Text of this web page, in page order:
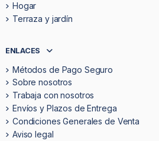
Hogar
Terraza y jardín
ENLACES
Métodos de Pago Seguro
Sobre nosotros
Trabaja con nosotros
Envíos y Plazos de Entrega
Condiciones Generales de Venta
Aviso legal